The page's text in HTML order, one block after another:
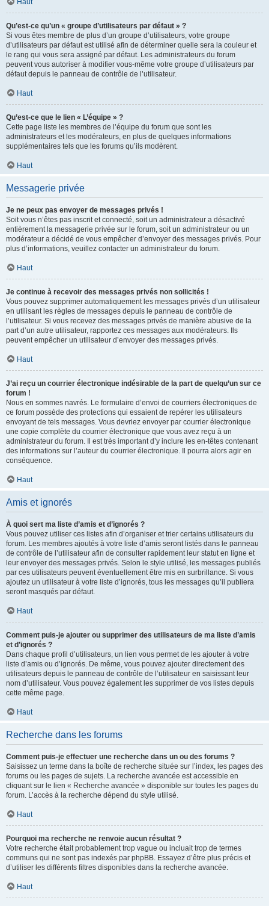
Haut
Qu’est-ce qu’un « groupe d’utilisateurs par défaut » ?
Si vous êtes membre de plus d’un groupe d’utilisateurs, votre groupe
d’utilisateurs par défaut est utilisé afin de déterminer quelle sera la couleur et
le rang qui vous sera assigné par défaut. Les administrateurs du forum
peuvent vous autoriser à modifier vous-même votre groupe d’utilisateurs par
défaut depuis le panneau de contrôle de l’utilisateur.
Haut
Qu’est-ce que le lien « L’équipe » ?
Cette page liste les membres de l’équipe du forum que sont les
administrateurs et les modérateurs, en plus de quelques informations
supplémentaires tels que les forums qu’ils modèrent.
Haut
Messagerie privée
Je ne peux pas envoyer de messages privés !
Soit vous n’êtes pas inscrit et connecté, soit un administrateur a désactivé
entièrement la messagerie privée sur le forum, soit un administrateur ou un
modérateur a décidé de vous empêcher d’envoyer des messages privés. Pour
plus d’informations, veuillez contacter un administrateur du forum.
Haut
Je continue à recevoir des messages privés non sollicités !
Vous pouvez supprimer automatiquement les messages privés d’un utilisateur
en utilisant les règles de messages depuis le panneau de contrôle de
l’utilisateur. Si vous recevez des messages privés de manière abusive de la
part d’un autre utilisateur, rapportez ces messages aux modérateurs. Ils
peuvent empêcher un utilisateur d’envoyer des messages privés.
Haut
J’ai reçu un courrier électronique indésirable de la part de quelqu’un sur ce
forum !
Nous en sommes navrés. Le formulaire d’envoi de courriers électroniques de
ce forum possède des protections qui essaient de repérer les utilisateurs
envoyant de tels messages. Vous devriez envoyer par courrier électronique
une copie complète du courrier électronique que vous avez reçu à un
administrateur du forum. Il est très important d’y inclure les en-têtes contenant
des informations sur l’auteur du courrier électronique. Il pourra alors agir en
conséquence.
Haut
Amis et ignorés
À quoi sert ma liste d’amis et d’ignorés ?
Vous pouvez utiliser ces listes afin d’organiser et trier certains utilisateurs du
forum. Les membres ajoutés à votre liste d’amis seront listés dans le panneau
de contrôle de l’utilisateur afin de consulter rapidement leur statut en ligne et
leur envoyer des messages privés. Selon le style utilisé, les messages publiés
par ces utilisateurs peuvent éventuellement être mis en surbrillance. Si vous
ajoutez un utilisateur à votre liste d’ignorés, tous les messages qu’il publiera
seront masqués par défaut.
Haut
Comment puis-je ajouter ou supprimer des utilisateurs de ma liste d’amis
et d’ignorés ?
Dans chaque profil d’utilisateurs, un lien vous permet de les ajouter à votre
liste d’amis ou d’ignorés. De même, vous pouvez ajouter directement des
utilisateurs depuis le panneau de contrôle de l’utilisateur en saisissant leur
nom d’utilisateur. Vous pouvez également les supprimer de vos listes depuis
cette même page.
Haut
Recherche dans les forums
Comment puis-je effectuer une recherche dans un ou des forums ?
Saisissez un terme dans la boîte de recherche située sur l’index, les pages des
forums ou les pages de sujets. La recherche avancée est accessible en
cliquant sur le lien « Recherche avancée » disponible sur toutes les pages du
forum. L’accès à la recherche dépend du style utilisé.
Haut
Pourquoi ma recherche ne renvoie aucun résultat ?
Votre recherche était probablement trop vague ou incluait trop de termes
communs qui ne sont pas indexés par phpBB. Essayez d’être plus précis et
d’utiliser les différents filtres disponibles dans la recherche avancée.
Haut